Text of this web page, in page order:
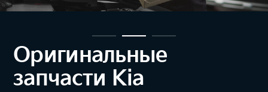
Оригинальные
запчасти Kia